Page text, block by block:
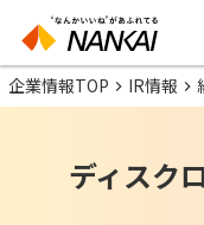
企業情報TOP IR情報
ディスク